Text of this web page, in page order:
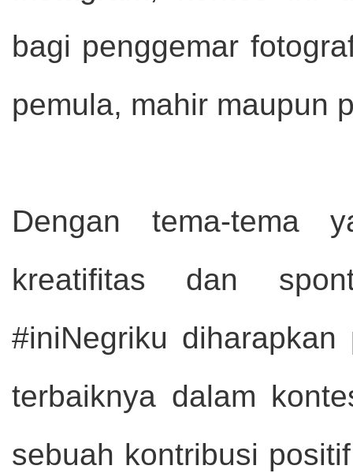
bagi penggemar
pemula, mahir maupun
Dengan tema-tema
kreatifitas dan
#iniNegriku
terbaiknya dalam
sebuah kontribusi